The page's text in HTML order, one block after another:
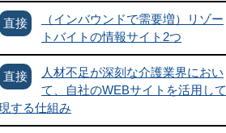
直接
（インバウンドで需要増）リゾー
トバイトの情報サイト2つ
直接
人材不足が深刻な介護業界におい
て、自社のWEBサイトを活用して
する仕組み